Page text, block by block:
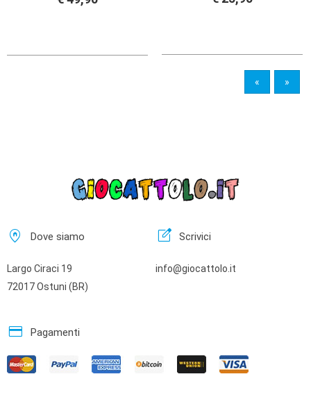
« »
home_pin Dove siamo
Largo Ciraci 19
72017 Ostuni (BR)
edit_square Scrivici
info@giocattolo.it
credit_card Pagamenti